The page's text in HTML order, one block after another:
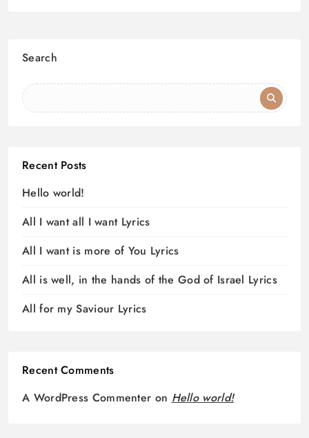
Search
Recent Posts
Hello world!
All I want all I want Lyrics
All I want is more of You Lyrics
All is well, in the hands of the God of Israel Lyrics
All for my Saviour Lyrics
Recent Comments
A WordPress Commenter on Hello world!